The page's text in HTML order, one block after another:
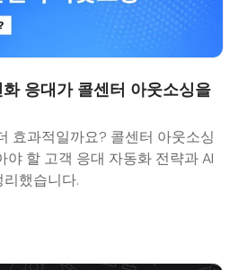
응대가 콜센터 아웃소싱을
효과적일까요? 콜센터 아웃소싱
야 할 고객 응대 자동화 전략과 AI
했습니다.